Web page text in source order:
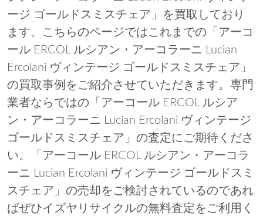
ージ ゴールドスミスチェア」を買取しており
ます。こちらのページではこれまでの「アーコ
ール ERCOL ルシアン・アーコラーニ Lucian
Ercolani ヴィンテージ ゴールドスミスチェア」
の買取事例をご紹介させていただきます。専門
業者ならではの「アーコール ERCOL ルシア
ン・アーコラーニ Lucian Ercolani ヴィンテージ
ゴールドスミスチェア」の査定にご期待くださ
い。「アーコール ERCOL ルシアン・アーコラ
ーニ Lucian Ercolani ヴィンテージ ゴールドスミ
スチェア」の売却をご検討されているのであれ
ばぜひイズヤリサイクルの無料査定をご利用く